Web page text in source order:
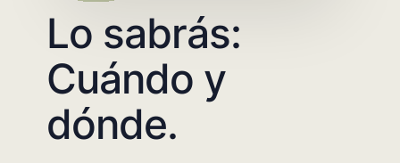
Lo sabrás:
Cuándo y
dónde.